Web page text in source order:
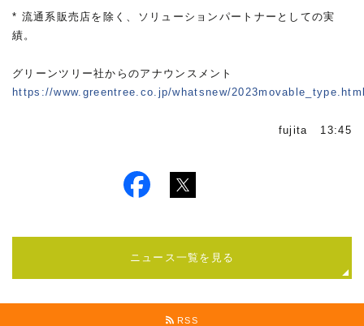
* 流通系販売店を除く、ソリューションパートナーとしての実
績。
グリーンツリー社からのアナウンスメント
https://www.greentree.co.jp/whatsnew/
fujita 13:45
ニュース一覧を見る
RSS